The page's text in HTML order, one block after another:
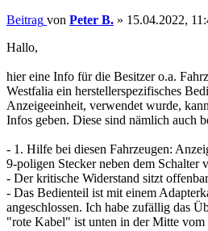
Beitrag von Peter B. » 15.04.2022,
Hallo,
hier eine Info für die Besitzer o.a.
Westfalia ein herstellerspezifisches
Anzeigeeinheit, verwendet wurde,
Infos geben. Diese sind nämlich auch
- 1. Hilfe bei diesen Fahrzeugen:
9-poligen Stecker neben dem Schalter
- Der kritische Widerstand sitzt
- Das Bedienteil ist mit einem
angeschlossen. Ich habe zufällig das
"rote Kabel" ist unten in der Mitte